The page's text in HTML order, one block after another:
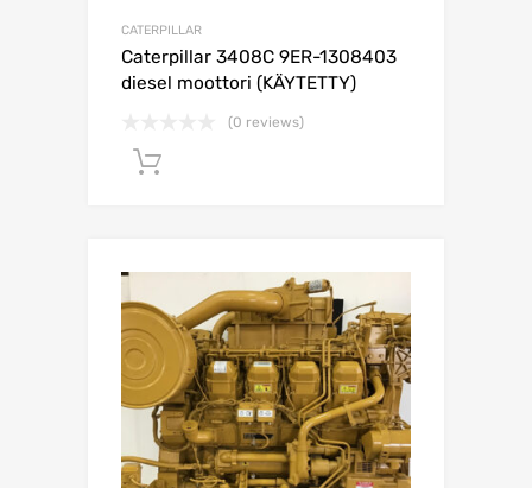
CATERPILLAR
Caterpillar 3408C 9ER-1308403
diesel moottori (KÄYTETTY)
(0 reviews)